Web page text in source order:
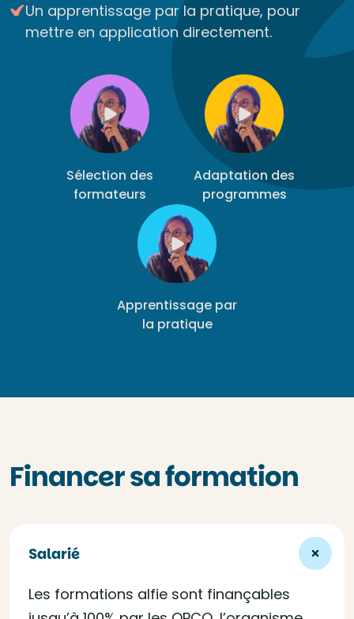
Un apprentissage par la pratique, pour
mettre en application directement.
Sélection des
formateurs
Adaptation des
programmes
Apprentissage par
la pratique
Financer sa formation
Salarié
Les formations alfie sont finançables